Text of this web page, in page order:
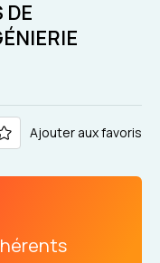
DE
Ajouter aux favoris